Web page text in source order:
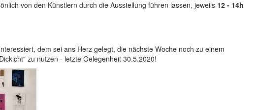
von den Künstlern durch die Ausstellung führen lassen, jeweils 12 - 14h
dem sei ans Herz gelegt, die nächste Woche noch zu einem
zu nutzen - letzte Gelegenheit 30.5.2020!